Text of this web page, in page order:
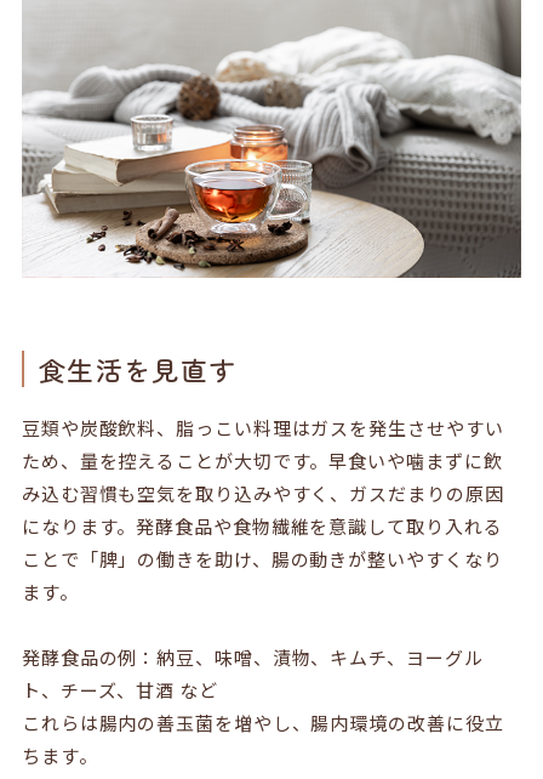
食生活を見直す
豆類や炭酸飲料、脂っこい料理はガスを発生させやすい
ため、量を控えることが大切です。早食いや噛まずに飲
み込む習慣も空気を取り込みやすく、ガスだまりの原因
になります。発酵食品や食物繊維を意識して取り入れる
ことで「脾」の働きを助け、腸の動きが整いやすくなり
ます。
発酵食品の例：納豆、味噌、漬物、キムチ、ヨーグル
ト、チーズ、甘酒 など
これらは腸内の善玉菌を増やし、腸内環境の改善に役立
ちます。